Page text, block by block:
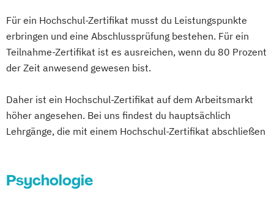
Online-Marketing & Marketingmanagement
(dual)
Personalmanagement
Prävention
Sporttherapie und
Gesundheitsmanagement
Sportmarketing
Digital Marketing Manager*in
Digital Transformation
E-Commerce Manager*in
Energie- und Umwelttechnik
Englisch Sprachkurs A1
Englisch Sprachkurs B2
Für ein Hochschul-Zertifikat musst du Leistungspunkte
erbringen und eine Abschlussprüfung bestehen. Für ein
Teilnahme-Zertifikat ist es ausreichen, wenn du 80 Prozent
der Zeit anwesend gewesen bist.
Daher ist ein Hochschul-Zertifikat auf dem Arbeitsmarkt
höher angesehen. Bei uns findest du hauptsächlich
Lehrgänge, die mit einem Hochschul-Zertifikat abschließen
Psychologie